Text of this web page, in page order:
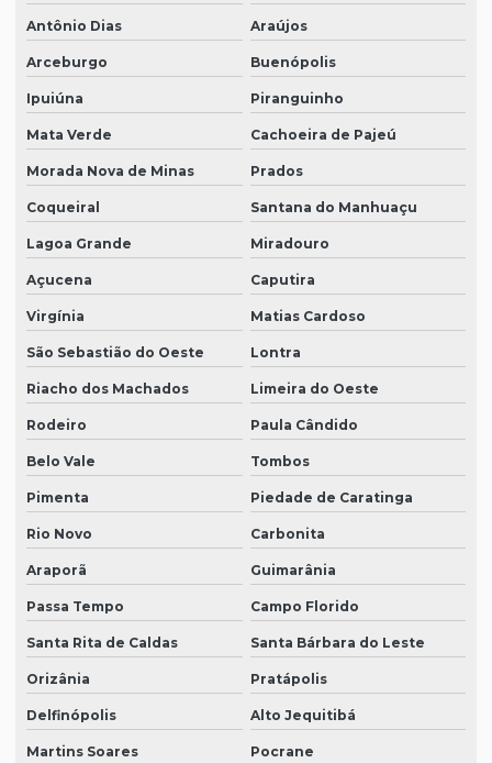
Antônio Dias Araújos
Arceburgo Buenópolis
Ipuiúna Piranguinho
Mata Verde Cachoeira de Pajeú
Morada Nova de Minas Prados
Coqueiral Santana do Manhuaçu
Lagoa Grande Miradouro
Açucena Caputira
Virgínia Matias Cardoso
São Sebastião do Oeste Lontra
Riacho dos Machados Limeira do Oeste
Rodeiro Paula Cândido
Belo Vale Tombos
Pimenta Piedade de Caratinga
Rio Novo Carbonita
Araporã Guimarânia
Passa Tempo Campo Florido
Santa Rita de Caldas Santa Bárbara do Leste
Orizânia Pratápolis
Delfinópolis Alto Jequitibá
Martins Soares Pocrane